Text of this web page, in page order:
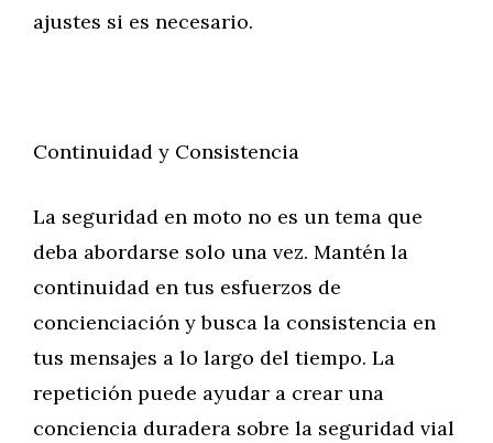
ajustes si es necesario.
Continuidad y Consistencia
La seguridad en moto no es un tema que
deba abordarse solo una vez. Mantén la
continuidad en tus esfuerzos de
concienciación y busca la consistencia en
tus mensajes a lo largo del tiempo. La
repetición puede ayudar a crear una
conciencia duradera sobre la seguridad vial